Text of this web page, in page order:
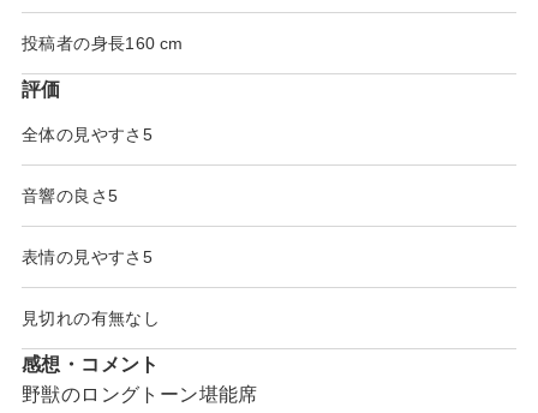
投稿者の身長160
評価
全体の見やすさ 5
音響の良さ5
表情の見やすさ 5
見切れの有無なし
感想・コメント
野獣のロングトーン堪能席